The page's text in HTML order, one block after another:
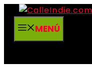
Saltar
contenidoMENÚ